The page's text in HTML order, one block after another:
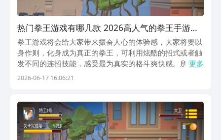
热门拳王游戏有哪几款 2026高人气的拳王手游安
卓下载推荐
拳王游戏将会给大家带来振奋人心的体验感，大家将要以
身作则，化身成为真正的拳王，可利用炫酷的招式或者触
发不同的连招技能，感受最为真实的格斗爽快感。所覆盖
的背景故事都极其丰富，也将不同的场景设定为主要的作
帮...
更多
2026-06-17 16:06:21